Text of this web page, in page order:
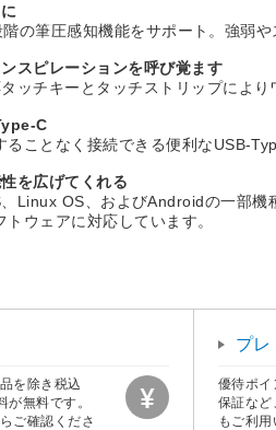
の筆圧感知機能をサポート。強弱
スピレーションを呼び覚ます
ッチキーとタッチストリップによ
C
ることなく接続できる便利なUSB-
を広げてくれる
Linux OS、およびAndroidの一部機
トウェアに対応しています。
を除き税込
無料です。
ご確認くださ
プレ
優待ポイ
保証など
もご利